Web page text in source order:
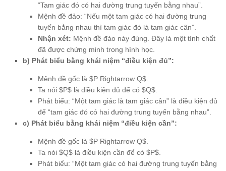
“Tam giác đó có hai đường trung tuyến bằng nhau”.
Mệnh đề đảo: “Nếu một tam giác có hai đường trung
tuyến bằng nhau thì tam giác đó là tam giác cân”.
Nhận xét: Mệnh đề đảo này đúng. Đây là một tính chất
đã được chứng minh trong hình học.
b) Phát biểu bằng khái niệm “điều kiện đủ”:
Mệnh đề gốc là $P Rightarrow Q$.
Ta nói $P$ là điều kiện đủ để có $Q$.
Phát biểu: “Một tam giác là tam giác cân” là điều kiện đủ
để “tam giác đó có hai đường trung tuyến bằng nhau”.
c) Phát biểu bằng khái niệm “điều kiện cần”:
Mệnh đề gốc là $P Rightarrow Q$.
Ta nói $Q$ là điều kiện cần để có $P$.
Phát biểu: “Một tam giác có hai đường trung tuyến bằng